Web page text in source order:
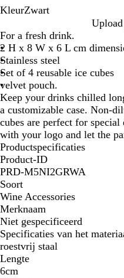
KleurZwart
w
a
r
t
For a fresh drink.
2 H x 8 W x 6 L cm
Stainless steel
Set of 4 reusable ice cubes
velvet pouch.
Keep your drinks chilled
a customizable case. Non-
cubes are perfect for
with your logo and let the
Productspecificaties
Product-ID
PRD-M5NI2GRWA
Soort
Wine Accessories
Merknaam
Niet gespecificeerd
Specificaties van het
roestvrij staal
Lengte
6cm